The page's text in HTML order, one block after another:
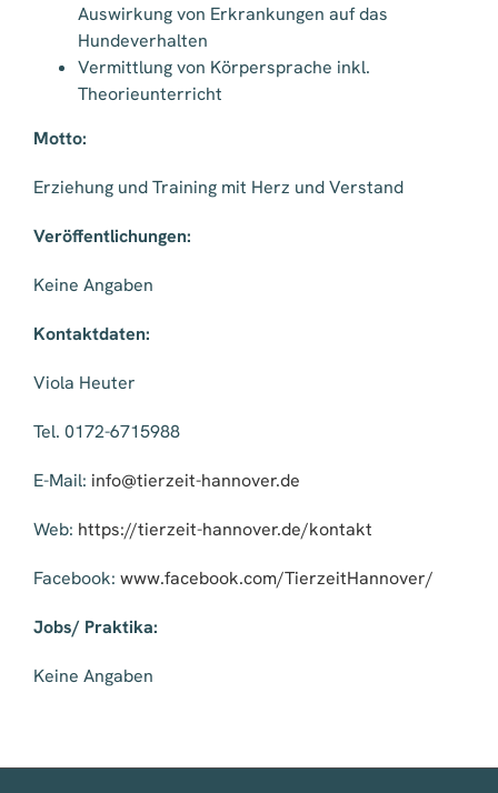
Auswirkung von Erkrankungen auf das
Hundeverhalten
Vermittlung von Körpersprache inkl.
Theorieunterricht
Motto:
Erziehung und Training mit Herz und Verstand
Veröffentlichungen:
Keine Angaben
Kontaktdaten:
Viola Heuter
Tel. 0172-6715988
E-Mail: info@tierzeit-hannover.de
Web: https://tierzeit-hannover.de/kontakt
Facebook: www.facebook.com/TierzeitHannover/
Jobs/ Praktika:
Keine Angaben